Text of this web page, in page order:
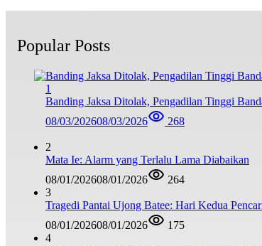
Popular Posts
1
Banding Jaksa Ditolak, Pengadilan Tinggi
08/03/202608/03/2026 268
2
Mata Ie: Alarm yang Terlalu Lama Diabaikan
08/01/202608/01/2026
264
3
Tragedi Pantai Ujong Batee: Hari Kedua
08/01/202608/01/2026
175
4